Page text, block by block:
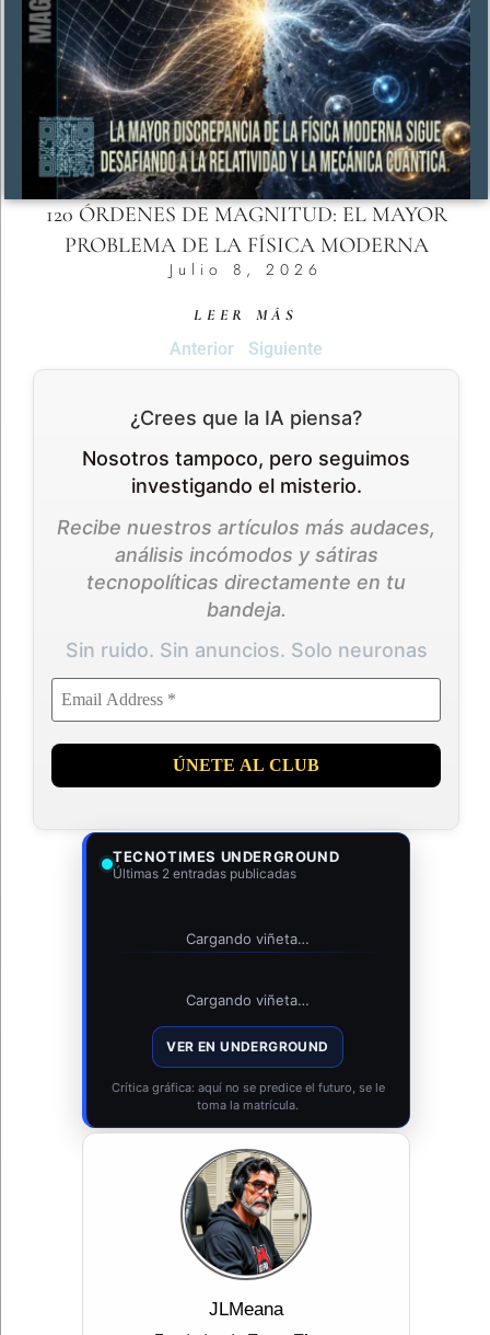
120 ÓRDENES DE MAGNITUD: EL MAYOR
PROBLEMA DE LA FÍSICA MODERNA
Julio 8, 2026
LEER MÁS
Anterior Siguiente
¿Crees que la IA piensa?
Nosotros tampoco, pero seguimos
investigando el misterio.
Recibe nuestros artículos más audaces,
análisis incómodos y sátiras
tecnopolíticas directamente en tu
bandeja.
Sin ruido. Sin anuncios. Solo neuronas
TECNOTIMES UNDERGROUND
Últimas 2 entradas publicadas
Cargando viñeta…
Cargando viñeta…
VER EN UNDERGROUND
Crítica gráfica: aquí no se predice el futuro, se le
toma la matrícula.
JLMeana